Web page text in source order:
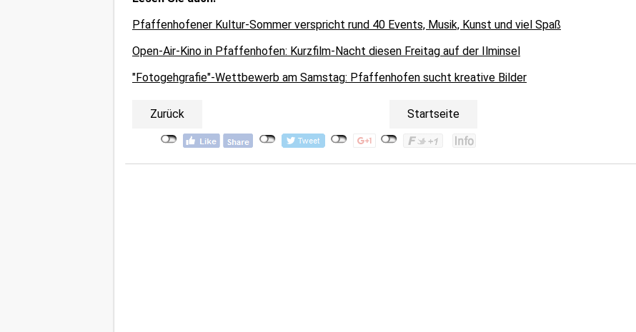
Pfaffenhofener Kultur-Sommer verspricht rund 40 Events, Musik, Kunst und viel Spaß
Open-Air-Kino in Pfaffenhofen: Kurzfilm-Nacht diesen Freitag auf der Ilminsel
"Fotogehgrafie"-Wettbewerb am Samstag: Pfaffenhofen sucht kreative Bilder
Zurück Startseite